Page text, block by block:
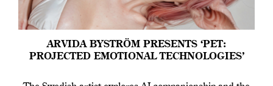
ARVIDA BYSTRÖM PRESENTS ‘PET:
PROJECTED EMOTIONAL TECHNOLOGIES’